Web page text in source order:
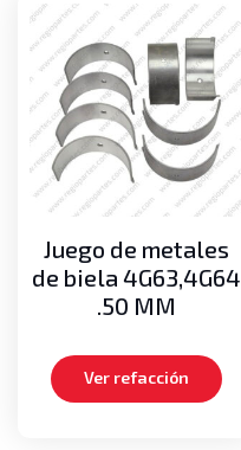
Juego de metales
de biela 4G63,4G64
.50 MM
Ver refacción